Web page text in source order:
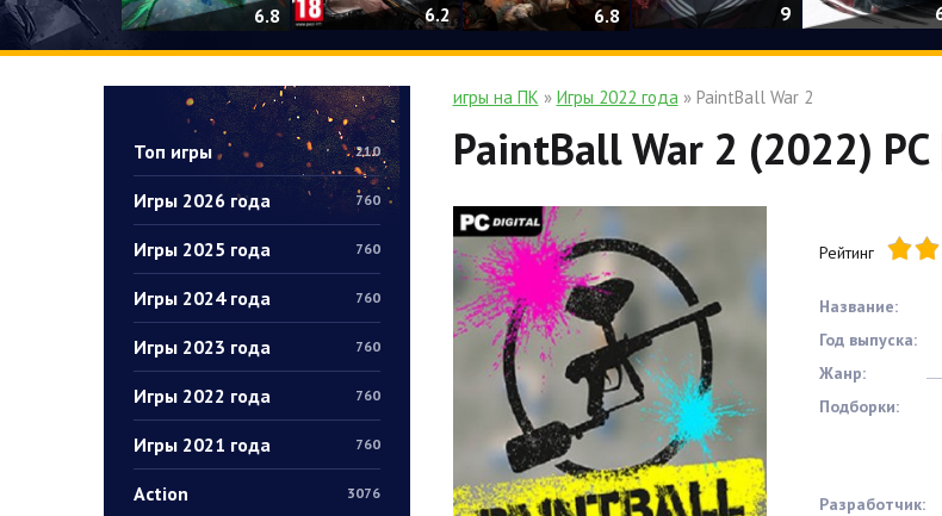
6.8 6.2 6.8 9
Топ игры 210
Игры 2026 года 760
Игры 2025 года 760
Игры 2024 года 760
Игры 2023 года 760
Игры 2022 года 760
Игры 2021 года 760
Action 3076
игры на ПК » Игры 2022 года» PaintBall War 2
PaintBall War 2 (2022)
Рейтинг
Название:
Год выпуска:
Жанр:
Подборки:
Разработчик: